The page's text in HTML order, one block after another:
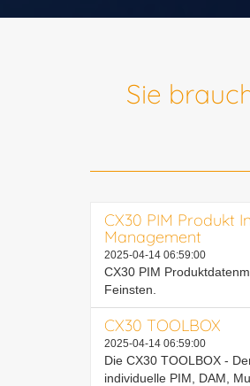
State-of-the-
der
Sie
CX30 PIM Produkt
Management
2025-04-14 06:59:00
CX30 PIM
Feinsten.
CX30 TOOLBOX
2025-04-14 06:59:00
Die CX30 TOOLBOX -
individuelle PIM, DAM,